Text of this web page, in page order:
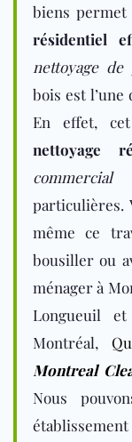
biens
résidentiel
nettoyage
bois est l’une
En effet,
nettoyage
commercial
particulières.
même ce
bousiller ou
ménager à
Longueuil
Montréal,
Montreal
Nous
établissement